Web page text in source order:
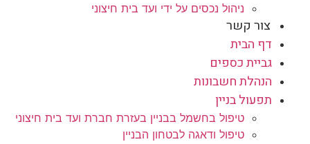
ניהול נכסים על ידי ועד בית חיצוני
צור קשר
דף הבית
גביית כספים
הנהלת חשבונות
תפעול בניין
טיפול בחשמל בבניין בעזרת חברת ועד בית חיצוני
טיפול ודאגה לבטחון הבניין